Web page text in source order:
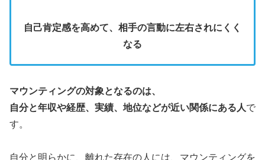
自己肯定感を高めて、相手の言動に左右されにくく
なる
マウンティングの対象となるのは、
自分と年収や経歴、実績、地位などが近い関係にある人で
す。
自分と明らかに、離れた存在の人には、マウンティングを